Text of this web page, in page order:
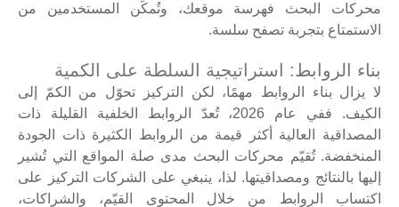
محركات البحث فهرسة موقعك، وتُمكِّن المستخدمين من
الاستمتاع بتجربة تصفح سلسة.
بناء الروابط: استراتيجية السلطة على الكمية
لا يزال بناء الروابط مهمًا، لكن التركيز تحوّل من الكمّ إلى
الكيف. ففي عام 2026، تُعدّ الروابط الخلفية القليلة ذات
المصداقية العالية أكثر قيمة من الروابط الكثيرة ذات الجودة
المنخفضة. تُقيّم محركات البحث مدى صلة المواقع التي تُشير
إليها بالنتائج ومصداقيتها. لذا، ينبغي على الشركات التركيز على
اكتساب الروابط من خلال المحتوى القيّم، والشراكات،